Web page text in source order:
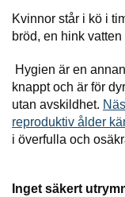
Kvinnor står i kö i
bröd, en hink
Hygien är en
knappt och är för
utan avskildhet.
reproduktiv ålder
i överfulla och
Inget säkert